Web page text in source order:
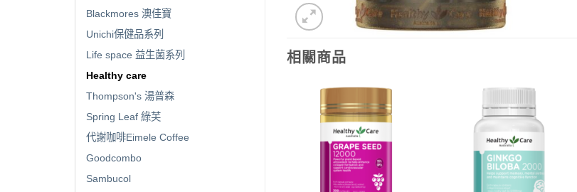
Blackmores 澳佳寶
Unichi保健品系列
Life space 益生菌系列
Healthy care
Thompson's 湯普森
Spring Leaf 綠芙
代謝咖啡Eimele Coffee
Goodcombo
Sambucol
相關商品